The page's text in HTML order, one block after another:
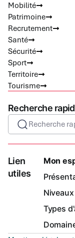
Mobilité
Patrimoine
Recrutement
Santé
Sécurité
Sport
Territoire
Tourisme
Recherche
Recherche
Lien
utiles
Mon
Types